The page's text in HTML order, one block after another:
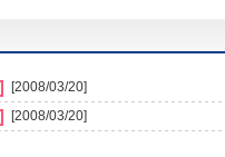
[2008/03/20]
[2008/03/20]